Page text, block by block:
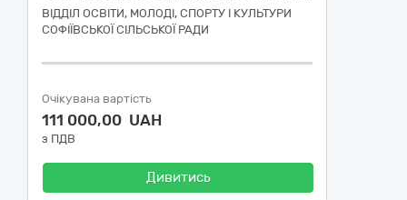
ВІДДІЛ ОСВІТИ, МОЛОДІ, СПОРТУ І КУЛЬТУРИ
СОФІЇВСЬКОЇ СІЛЬСЬКОЇ РАДИ
Очікувана вартість
111 000,00 UAH
з ПДВ
Дивитись